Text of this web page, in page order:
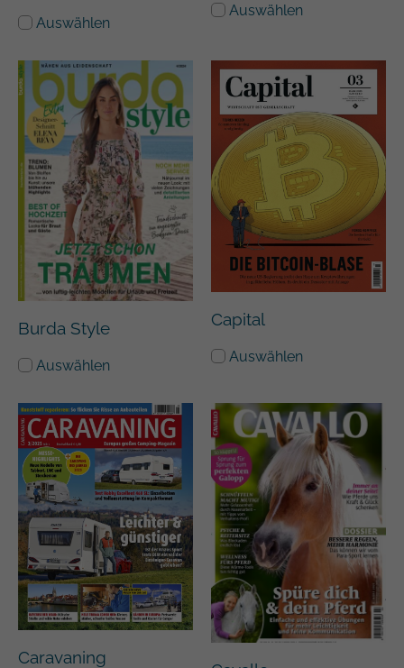
Auswählen
Auswählen
Burda Style
Auswählen
Capital
Auswählen
Caravaning